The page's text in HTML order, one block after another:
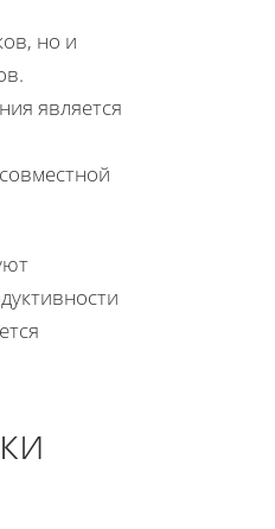
но и
является